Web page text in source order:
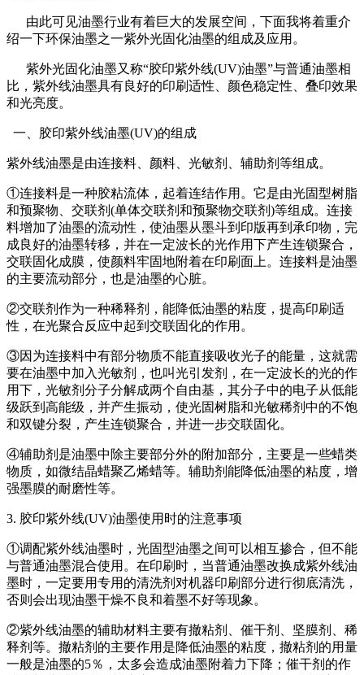
由此可见油墨行业有着巨大的发展空间，下面我将着重介
绍一下环保油墨之一紫外光固化油墨的组成及应用。
紫外光固化油墨又称“胶印紫外线(UV)油墨”与普通油墨相
比，紫外线油墨具有良好的印刷适性、颜色稳定性、叠印效果
和光亮度。
一、胶印紫外线油墨(UV)的组成
紫外线油墨是由连接料、颜料、光敏剂、辅助剂等组成。
①连接料是一种胶粘流体，起着连结作用。它是由光固型树脂
和预聚物、交联剂(单体交联剂和预聚物交联剂)等组成。连接
料增加了油墨的流动性，使油墨从墨斗到印版再到承印物，完
成良好的油墨转移，并在一定波长的光作用下产生连锁聚合，
交联固化成膜，使颜料牢固地附着在印刷面上。连接料是油墨
的主要流动部分，也是油墨的心脏。
②交联剂作为一种稀释剂，能降低油墨的粘度，提高印刷适
性，在光聚合反应中起到交联固化的作用。
③因为连接料中有部分物质不能直接吸收光子的能量，这就需
要在油墨中加入光敏剂，也叫光引发剂，在一定波长的光的作
用下，光敏剂分子分解成两个自由基，其分子中的电子从低能
级跃到高能级，并产生振动，使光固树脂和光敏稀剂中的不饱
和双键分裂，产生连锁聚合，并进一步交联固化。
④辅助剂是油墨中除主要部分外的附加部分，主要是一些蜡类
物质，如微结晶蜡聚乙烯蜡等。辅助剂能降低油墨的粘度，增
强墨膜的耐磨性等。
3. 胶印紫外线(UV)油墨使用时的注意事项
①调配紫外线油墨时，光固型油墨之间可以相互掺合，但不能
与普通油墨混合使用。在印刷时，当普通油墨改换成紫外线油
墨时，一定要用专用的清洗剂对机器印刷部分进行彻底清洗，
否则会出现油墨干燥不良和着墨不好等现象。
②紫外线油墨的辅助材料主要有撤粘剂、催干剂、坚膜剂、稀
释剂等。撤粘剂的主要作用是降低油墨的粘度，撤粘剂的用量
一般是油墨的5％，太多会造成油墨附着力下降；催干剂的作